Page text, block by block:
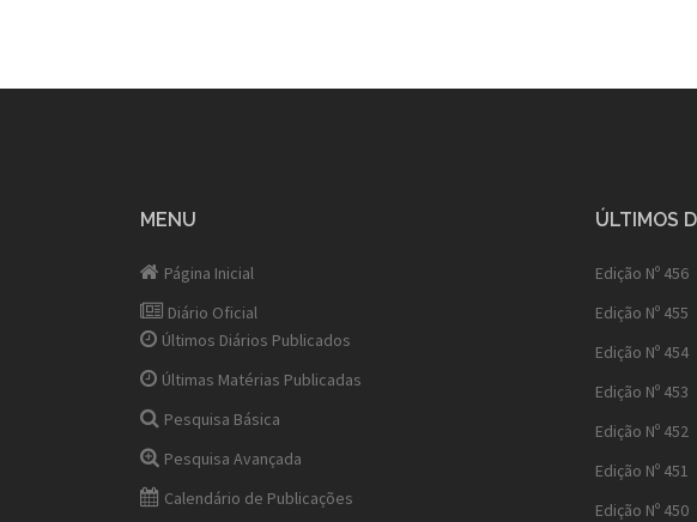
MENU
Página Inicial
Diário Oficial
Últimos Diários Publicados
Últimas Matérias Publicadas
Pesquisa Básica
Pesquisa Avançada
Calendário de Publicações
ÚLTIMOS
Edição Nº 456
Edição Nº 455
Edição Nº 454
Edição Nº 453
Edição Nº 452
Edição Nº 451
Edição Nº 450